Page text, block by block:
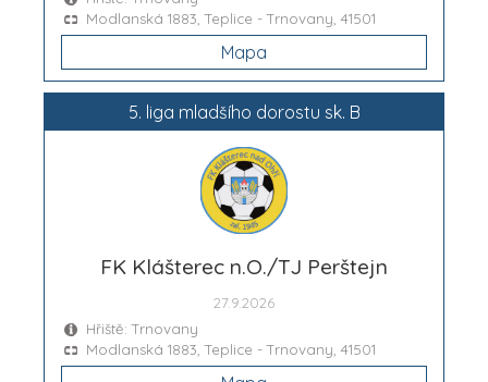
Modlanská 1883, Teplice - Trnovany, 41501
Mapa
5. liga mladšího dorostu sk. B
FK Klášterec n.O./TJ Perštejn
27.9.2026
Hřiště: Trnovany
Modlanská 1883, Teplice - Trnovany, 41501